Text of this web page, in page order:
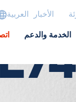
الأخبار العربية
الخدمة والدعم